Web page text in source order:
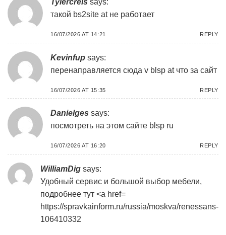
Tylercrels says:
такой bs2site at не работает
16/07/2026 AT 14:21 REPLY
Kevinfup says:
перенаправляется сюда v blsp at что за сайт
16/07/2026 AT 15:35 REPLY
Danielges says:
посмотреть на этом сайте blsp ru
16/07/2026 AT 16:20 REPLY
WilliamDig says:
Удобный сервис и большой выбор мебели,
подробнее тут <a href=
https://spravkainform.ru/russia/moskva/renessans-
106410332